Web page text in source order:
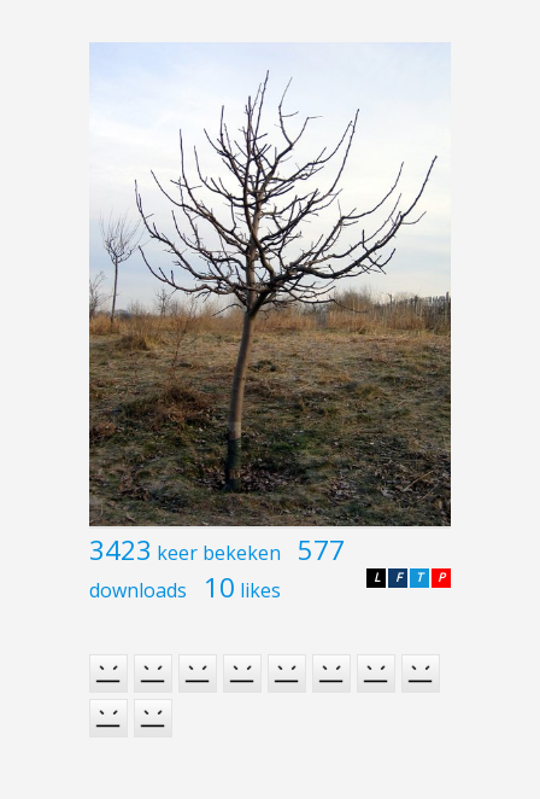
3423 keer bekeken 577
downloads 10 likes P
T
F
L